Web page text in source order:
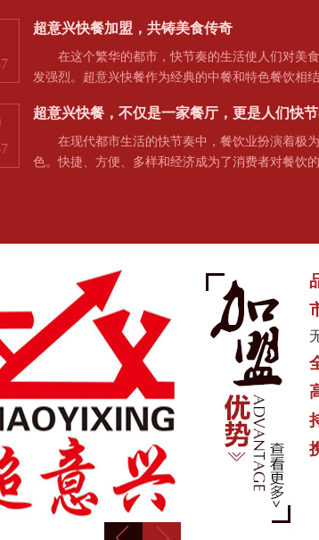
超意兴快餐加盟，共铸美食传奇
在这个繁华的都市，快节奏的生活使人们对美
发强烈。超意兴快餐作为经典的中餐和特色餐饮相
超意兴快餐，不仅是一家餐厅，更是人们快
在现代都市生活的快节奏中，餐饮业扮演着极为
色。快捷、方便、多样和经济成为了消费者对餐饮